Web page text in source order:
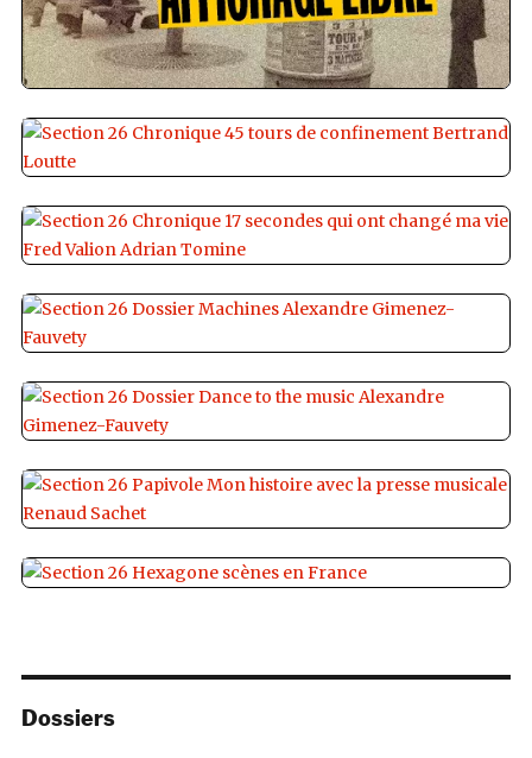
Dossiers